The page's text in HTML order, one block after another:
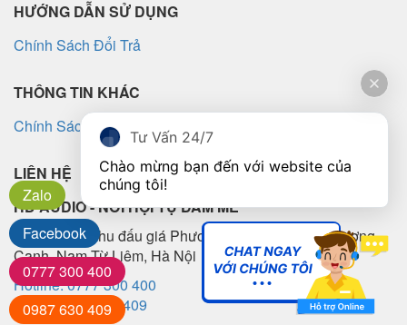
HƯỚNG DẪN SỬ DỤNG
Chính Sách Đổi Trả
THÔNG TIN KHÁC
Chính Sách Vận Chuyển
LIÊN HỆ
HD AUDIO - NƠI HỘI TỤ ĐAM MÊ
Lô TT5-10, Khu đấu giá Phương Canh, Phường Phương
Canh, Nam Từ Liêm, Hà Nội
Hotline: 0777 300 400
Đại lý: 0987 630 409
Zalo
Facebook
0777 300 400
0987 630 409
Tư Vấn 24/7
Chào mừng bạn đến với website của
chúng tôi!